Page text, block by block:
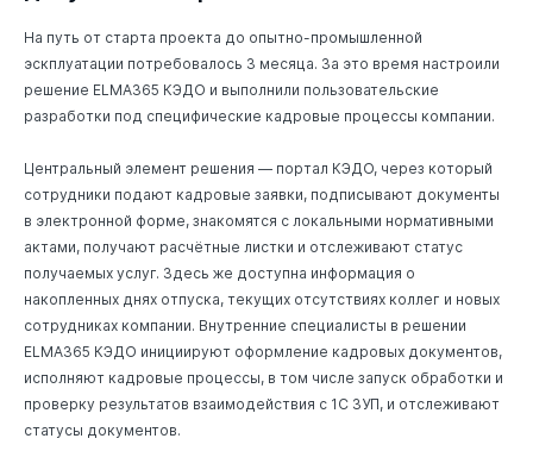
На путь от старта проекта до опытно-промышленной
эскплуатации потребовалось 3 месяца. За это время настроили
решение ELMA365 КЭДО и выполнили пользовательские
разработки под специфические кадровые процессы компании.
Центральный элемент решения — портал КЭДО, через который
сотрудники подают кадровые заявки, подписывают документы
в электронной форме, знакомятся с локальными нормативными
актами, получают расчётные листки и отслеживают статус
получаемых услуг. Здесь же доступна информация о
накопленных днях отпуска, текущих отсутствиях коллег и новых
сотрудниках компании. Внутренние специалисты в решении
ELMA365 КЭДО инициируют оформление кадровых документов,
исполняют кадровые процессы, в том числе запуск обработки и
проверку результатов взаимодействия с 1С ЗУП, и отслеживают
статусы документов.